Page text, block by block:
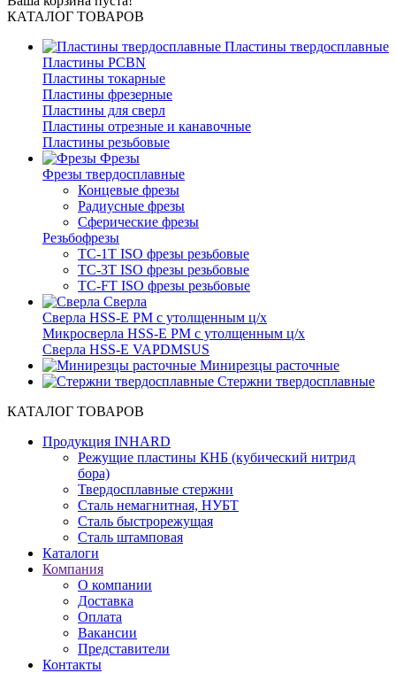
КАТАЛОГ ТОВАРОВ
Пластины твердосплавные
Пластины PCBN
Пластины токарные
Пластины фрезерные
Пластины для сверл
Пластины отрезные и канавочные
Пластины резьбовые
Фрезы
Фрезы твердосплавные
Концевые фрезы
Радиусные фрезы
Сферические фрезы
Резьбофрезы
TC-1T ISO фрезы резьбовые
TC-3T ISO фрезы резьбовые
TC-FT ISO фрезы резьбовые
Сверла
Cверла HSS-E PM c утолщенным ц/х
Микросверла HSS-E PM c утолщенным ц/х
Сверла HSS-E VAPDMSUS
Минирезцы расточные
Cтержни твердосплавные
КАТАЛОГ ТОВАРОВ
Продукция INHARD
Режущие пластины КНБ (кубический нитрид
бора)
Твердосплавные стержни
Сталь немагнитная, НУБТ
Сталь быстрорежущая
Сталь штамповая
Каталоги
Компания
О компании
Доставка
Оплата
Вакансии
Представители
Контакты